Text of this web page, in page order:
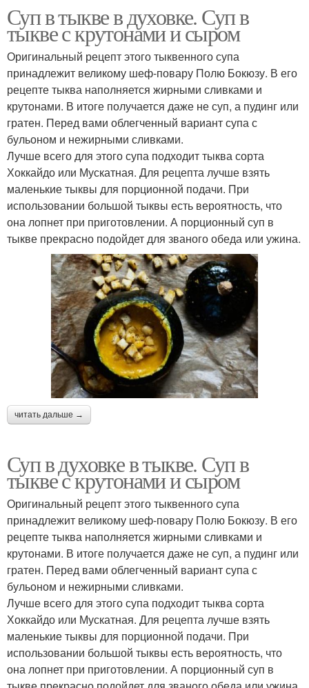
Суп в тыкве в духовке. Суп в
тыкве с крутонами и сыром
Оригинальный рецепт этого тыквенного супа
принадлежит великому шеф-повару Полю Бокюзу. В его
рецепте тыква наполняется жирными сливками и
крутонами. В итоге получается даже не суп, а пудинг или
гратен. Перед вами облегченный вариант супа с
бульоном и нежирными сливками.
Лучше всего для этого супа подходит тыква сорта
Хоккайдо или Мускатная. Для рецепта лучше взять
маленькие тыквы для порционной подачи. При
использовании большой тыквы есть вероятность, что
она лопнет при приготовлении. А порционный суп в
тыкве прекрасно подойдет для званого обеда или ужина.
читать дальше →
Суп в духовке в тыкве. Суп в
тыкве с крутонами и сыром
Оригинальный рецепт этого тыквенного супа
принадлежит великому шеф-повару Полю Бокюзу. В его
рецепте тыква наполняется жирными сливками и
крутонами. В итоге получается даже не суп, а пудинг или
гратен. Перед вами облегченный вариант супа с
бульоном и нежирными сливками.
Лучше всего для этого супа подходит тыква сорта
Хоккайдо или Мускатная. Для рецепта лучше взять
маленькие тыквы для порционной подачи. При
использовании большой тыквы есть вероятность, что
она лопнет при приготовлении. А порционный суп в